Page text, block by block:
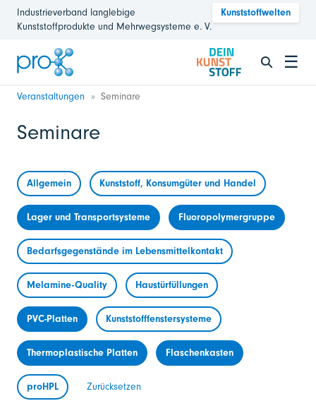
Industrieverband langlebige
Kunststoffprodukte und Mehrwegsysteme e. V.
Kunststoffwelten
☰
Veranstaltungen Seminare
Seminare
Allgemein Kunststoff, Konsumgüter und Handel
Lager und Transportsysteme Fluoropolymergruppe
Bedarfsgegenstände im Lebensmittelkontakt
Melamine-Quality Haustürfüllungen
PVC-Platten Kunststofffenstersysteme
Thermoplastische Platten Flaschenkasten
proHPL Zurücksetzen